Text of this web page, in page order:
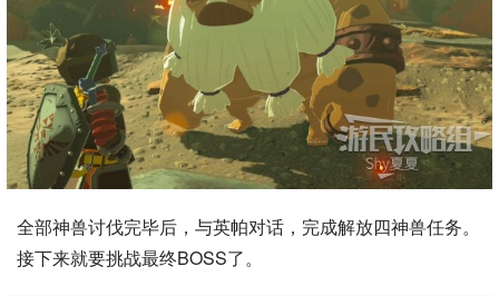
全部神兽讨伐完毕后，与英帕对话，完成解放四神兽任务。
接下来就要挑战最终BOSS了。